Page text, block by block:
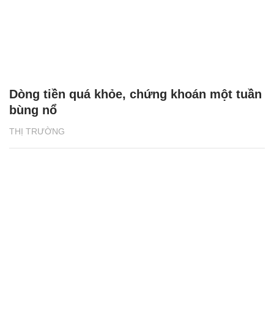
THỊ TRƯỜNG
Dòng tiền quá khỏe, chứng khoán một tuần
bùng nổ